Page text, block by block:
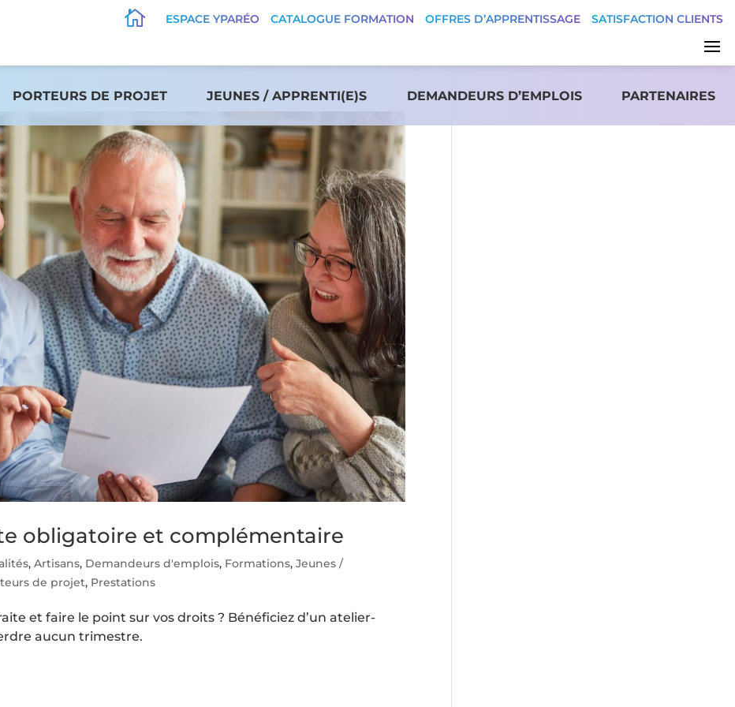
 ESPACE YPARÉO CATALOGUE FORMATION OFFRES D’APPRENTISSAGE SATISFACTION CLIENTS
PORTEURS DE PROJET JEUNES / APPRENTI(E)S DEMANDEURS D’EMPLOIS PARTENAIRES
obligatoire et complémentaire
,Artisans, Demandeurs d'emplois, Formations,Jeunes /
de projet, Prestations
et faire le point sur vos droits ? Bénéficiez d’un atelier-
aucun trimestre.